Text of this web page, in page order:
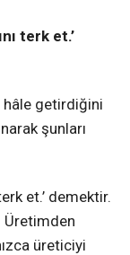
terk et.’
hâle getirdiğini
şunları
et.’ demektir.
Üretimden
üreticiyi